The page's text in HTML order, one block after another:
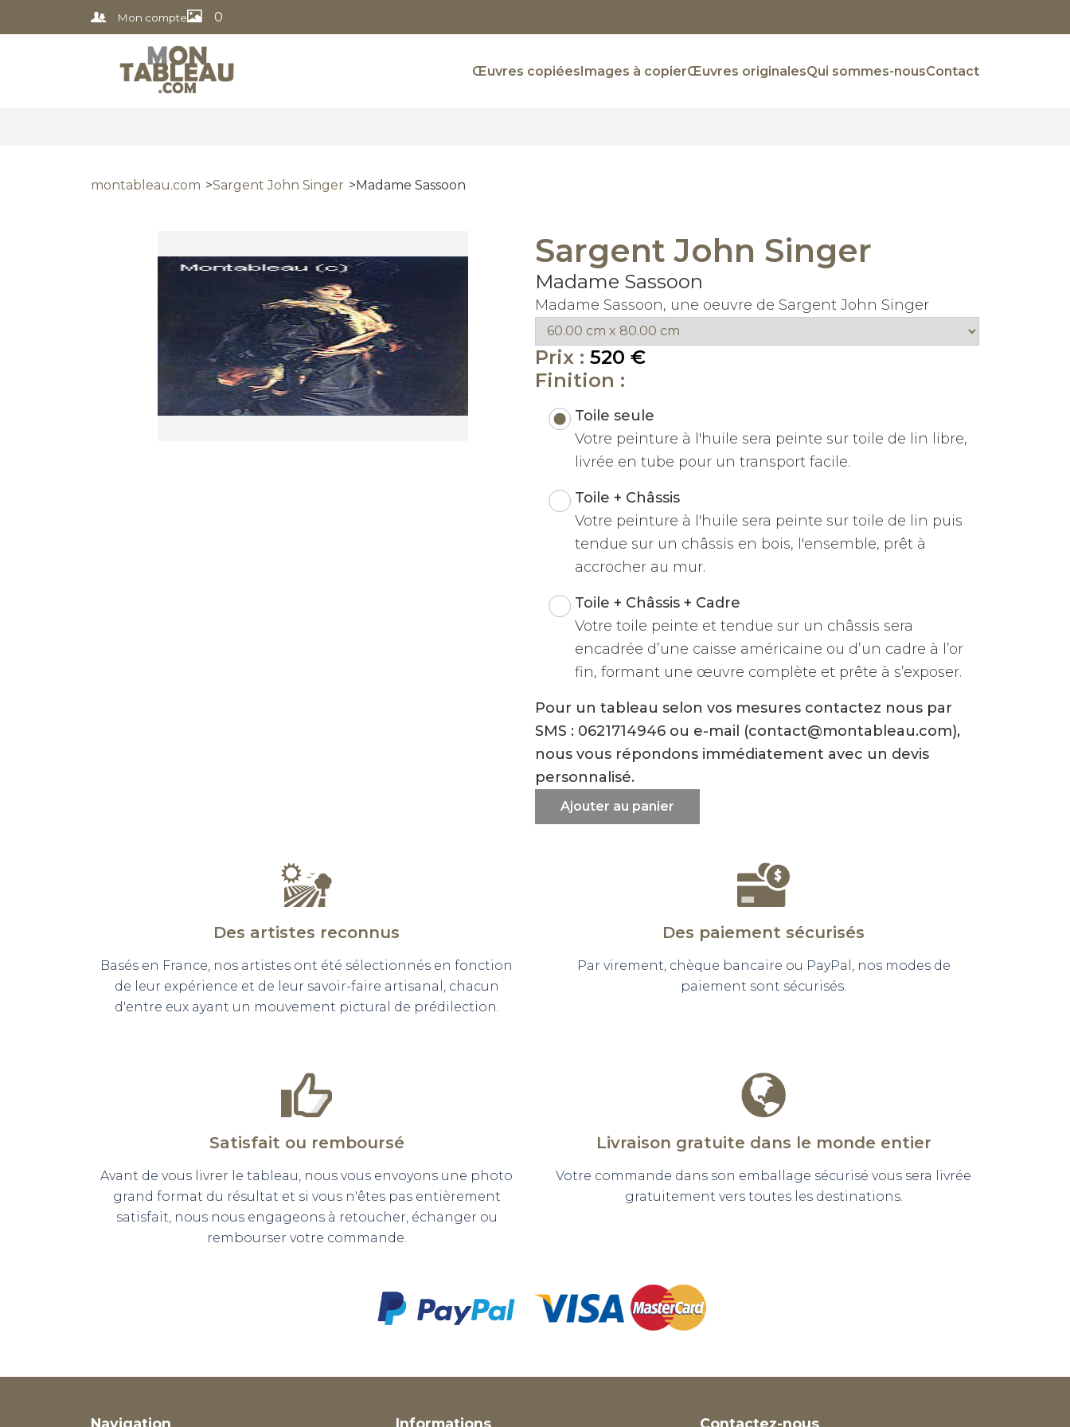
Mon compte 0
Œuvres copiéesImages à copierŒuvres originalesQui sommes-nousContact
montableau.com Sargent John Singer Madame Sassoon
Sargent John Singer
Madame Sassoon
Madame Sassoon, une oeuvre de Sargent John Singer
Prix : 520 €
Finition :
Toile seule
Votre peinture à l'huile sera peinte sur toile de lin libre,
livrée en tube pour un transport facile.
Toile + Châssis
Votre peinture à l'huile sera peinte sur toile de lin puis
tendue sur un châssis en bois, l'ensemble, prêt à
accrocher au mur.
Toile + Châssis + Cadre
Votre toile peinte et tendue sur un châssis sera
encadrée d’une caisse américaine ou d’un cadre à l’or
fin, formant une œuvre complète et prête à s’exposer.
Pour un tableau selon vos mesures contactez nous par
SMS : 0621714946 ou e-mail (contact@montableau.com),
nous vous répondons immédiatement avec un devis
personnalisé.
Ajouter au panier
Des artistes reconnus
Basés en France, nos artistes ont été sélectionnés en fonction
de leur expérience et de leur savoir-faire artisanal, chacun
d'entre eux ayant un mouvement pictural de prédilection.
Des paiement sécurisés
Par virement, chèque bancaire ou PayPal, nos modes de
paiement sont sécurisés.
Satisfait ou remboursé
Avant de vous livrer le tableau, nous vous envoyons une photo
grand format du résultat et si vous n'êtes pas entièrement
satisfait, nous nous engageons à retoucher, échanger ou
rembourser votre commande.
Livraison gratuite dans le monde entier
Votre commande dans son emballage sécurisé vous sera livrée
gratuitement vers toutes les destinations.